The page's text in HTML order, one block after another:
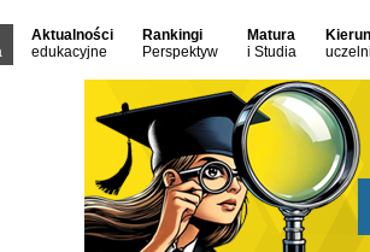
Aktualności
edukacyjne
Rankingi
Perspektyw
Matura
i Studia